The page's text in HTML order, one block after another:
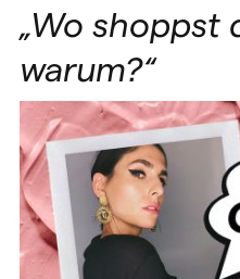
„Wo shoppst
warum?“